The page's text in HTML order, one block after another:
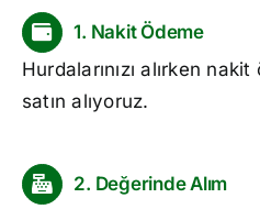
1. Nakit Ödeme
Hurdalarınızı alırken
satın alıyoruz.
2. Değerinde Alım